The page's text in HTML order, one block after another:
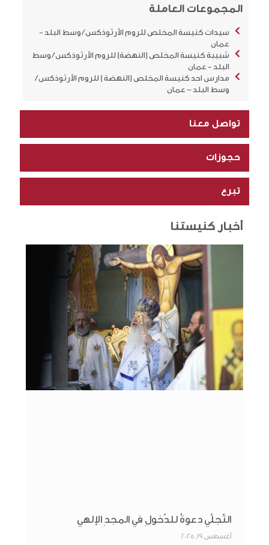
المجموعات العاملة
سيدات كنيسة المخلص للروم الأرثوذكس / وسط البلد -
عمان
شبيبة كنيسة المخلص (النهضة) للروم الأرثوذكس / وسط
البلد - عمان
مدارس احد كنيسة المخلص (النهضة ) للروم الأرثوذكس /
وسط البلد – عمان
تواصل معنا
حجوزات
تبرع
أخبار كنيستنا
التّجلّي دعوةٌ للدّخولِ في المجدِ الإلهي
أغسطس 19, 2025